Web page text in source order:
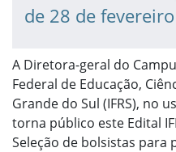
de 28 de
A Diretora-geral do
Federal de Educação,
Grande do Sul (IFRS), no
torna público este Edital
Seleção de bolsistas para